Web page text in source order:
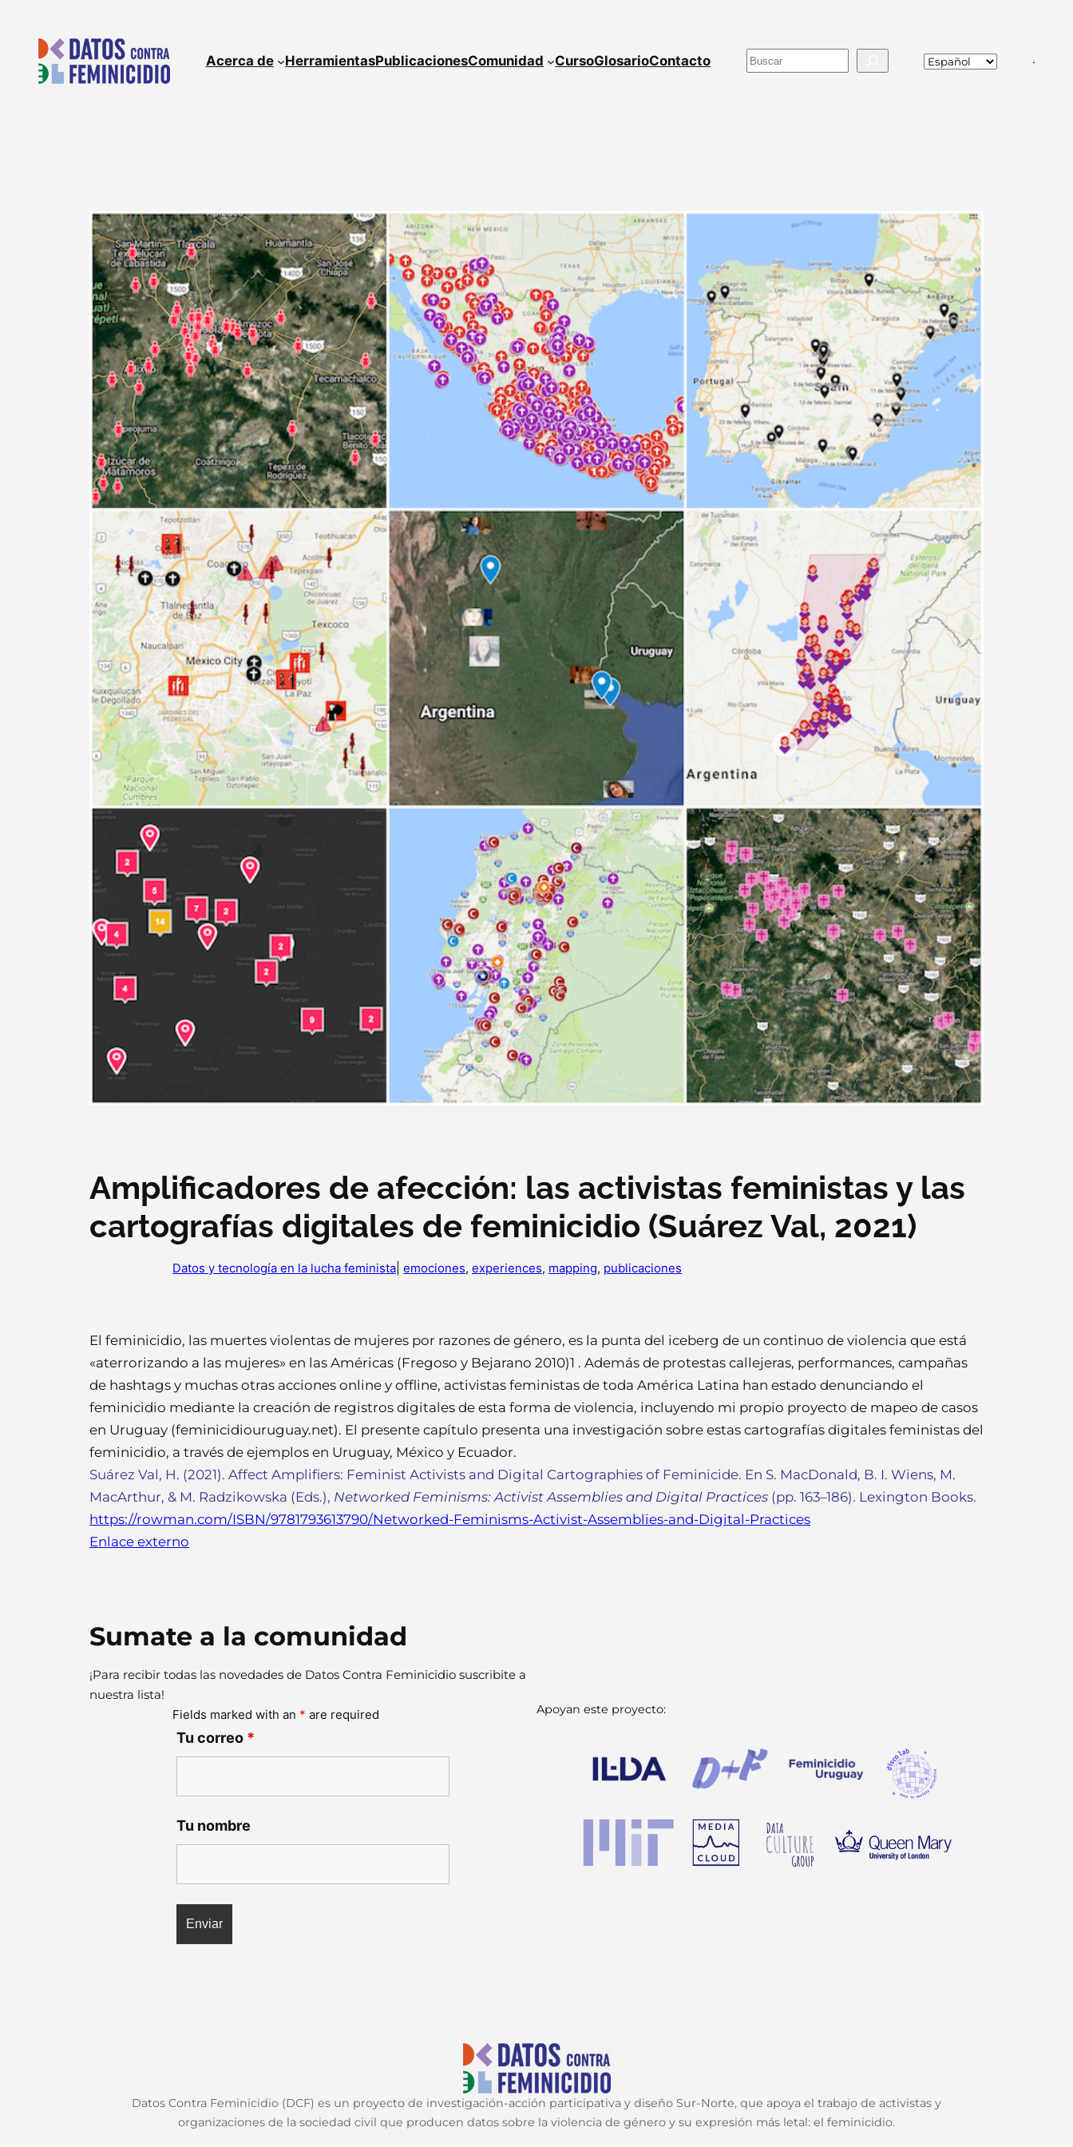
content
Acerca de HerramientasPublicacionesComunidad CursoGlosarioContacto Buscar
Amplificadores de afección: las activistas feministas y las
cartografías digitales de feminicidio (Suárez Val, 2021)
Datos y tecnología en la lucha feminista emociones, experiences, mapping, publicaciones
El feminicidio, las muertes violentas de mujeres por razones de género, es la punta del iceberg de un continuo de violencia que está
«aterrorizando a las mujeres» en las Américas (Fregoso y Bejarano 2010)1 . Además de protestas callejeras, performances, campañas
de hashtags y muchas otras acciones online y offline, activistas feministas de toda América Latina han estado denunciando el
feminicidio mediante la creación de registros digitales de esta forma de violencia, incluyendo mi propio proyecto de mapeo de casos
en Uruguay (feminicidiouruguay.net). El presente capítulo presenta una investigación sobre estas cartografías digitales feministas del
feminicidio, a través de ejemplos en Uruguay, México y Ecuador.
Suárez Val, H. (2021). Affect Amplifiers: Feminist Activists and Digital Cartographies of Feminicide. En S. MacDonald, B. I. Wiens, M.
MacArthur, & M. Radzikowska (Eds.), Networked Feminisms: Activist Assemblies and Digital Practices (pp. 163–186). Lexington Books.
https://rowman.com/ISBN/9781793613790/Networked-Feminisms-Activist-Assemblies-and-Digital-Practices
Enlace externo
Sumate a la comunidad
¡Para recibir todas las novedades de Datos Contra Feminicidio suscribite a
nuestra lista!
Fields marked with an * are required
Tu correo *
Tu nombre
Apoyan este proyecto:
Datos Contra Feminicidio (DCF) es un proyecto de investigación-acción participativa y diseño Sur-Norte, que apoya el trabajo de activistas y
organizaciones de la sociedad civil que producen datos sobre la violencia de género y su expresión más letal: el feminicidio.